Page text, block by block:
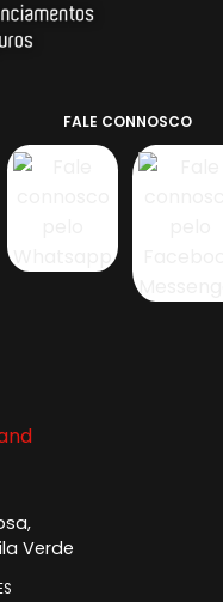
FALE CONNOSCO
Verde